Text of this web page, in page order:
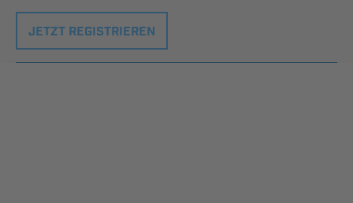
JETZT REGISTRIEREN